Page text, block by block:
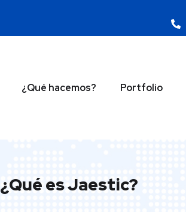
¿Qué hacemos? Portfolio
¿Qué es Jaestic?